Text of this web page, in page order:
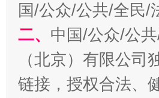
揭开“小金库”的免责幌子
国/公众/公共/全民/
二、 中国/公众/公
（北京）有限公
链接，授权合法、